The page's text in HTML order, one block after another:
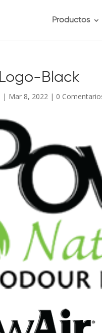
Productos
Black
| Mar 8, 2022 | 0